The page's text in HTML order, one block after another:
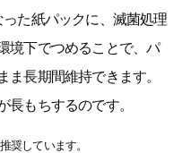
た紙パックに、滅菌処理
境下でつめることで、パ
ま長期間維持できます。
長もちするのです。
奨しています。